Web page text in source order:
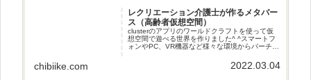
レクリエーション介護士が作るメタバー
ス（高齢者仮想空間）
clusterのアプリのワールドクラフトを使って仮
想空間で遊べる世界を作りました^ ^スマートフ
ォンやPC、VR機器など様々な環境からバーチャ
chibiike.com 2022.03.04